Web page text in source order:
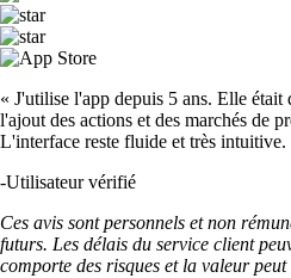
« J'utilise l'app depuis 5 ans. Elle
l'ajout des actions et des marchés de
L'interface reste fluide et très intuitive.
-Utilisateur vérifié
Ces avis sont personnels et non
futurs. Les délais du service client
comporte des risques et la valeur